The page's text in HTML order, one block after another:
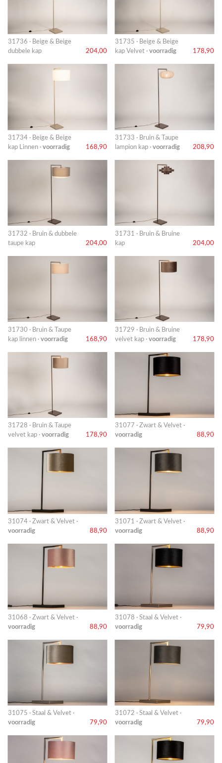
31736 · Beige & Beige
dubbele kap
204,00
31735 · Beige & Beige
kap Velvet · voorradig 178,90
31734 · Beige & Beige
kap Linnen · voorradig 168,90
31733 · Bruin & Taupe
lampion kap · voorradig 208,90
31732 · Bruin & dubbele
taupe kap
204,00
31731 · Bruin & Bruine
kap
204,00
31730 · Bruin & Taupe
kap linnen · voorradig 168,90
31729 · Bruin & Bruine
velvet kap · voorradig 178,90
31728 · Bruin & Taupe
velvet kap · voorradig 178,90
31077 · Zwart & Velvet ·
voorradig
88,90
31074 · Zwart & Velvet ·
voorradig
88,90
31071 · Zwart & Velvet ·
voorradig
88,90
31068 · Zwart & Velvet ·
voorradig
88,90
31078 · Staal & Velvet ·
voorradig
79,90
31075 · Staal & Velvet ·
voorradig
79,90
31072 · Staal & Velvet ·
voorradig
79,90